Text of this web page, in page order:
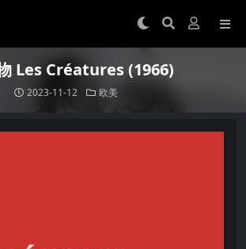
Les Créatures (1966)
2023-11-12 欧美